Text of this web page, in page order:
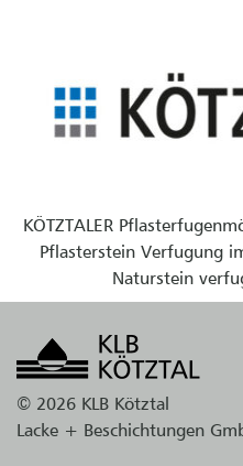
KÖTZTALER
Pflasterstein Verfugung
Naturstein
© 2026 KLB Kötztal
Lacke + Beschichtungen